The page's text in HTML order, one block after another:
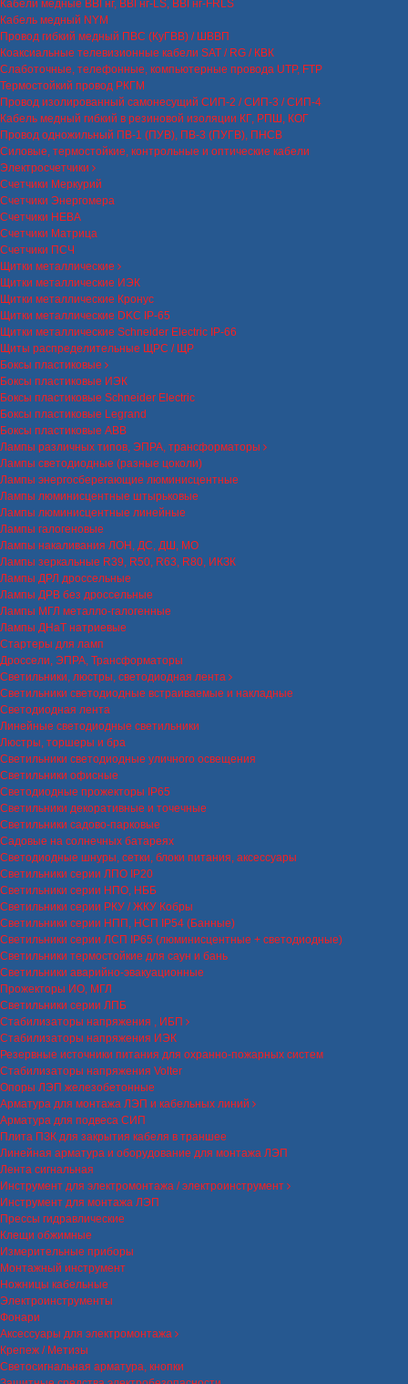
Кабели медные ВВГнг, ВВГнг-LS, ВВГнг-FRLS
Кабель медный NYM
Провод гибкий медный ПВС (КуГВВ) / ШВВП
Коаксиальные телевизионные кабели SAT / RG / КВК
Слаботочные, телефонные, компьютерные провода UTP, FTP
Термостойкий провод РКГМ
Провод изолированный самонесущий СИП-2 / СИП-3 / СИП-4
Кабель медный гибкий в резиновой изоляции КГ, РПШ, КОГ
Провод одножильный ПВ-1 (ПУВ), ПВ-3 (ПУГВ), ПНСВ
Силовые, термостойкие, контрольные и оптические кабели
Электросчетчики
Счетчики Меркурий
Счетчики Энергомера
Счетчики НЕВА
Счетчики Матрица
Счетчики ПСЧ
Щитки металлические
Щитки металлические ИЭК
Щитки металлические Кронус
Щитки металлические DKC IP-65
Щитки металлические Schneider Electric IP-66
Щиты распределительные ЩРС / ЩР
Боксы пластиковые
Боксы пластиковые ИЭК
Боксы пластиковые Schneider Electric
Боксы пластиковые Legrand
Боксы пластиковые ABB
Лампы различных типов, ЭПРА, трансформаторы
Лампы светодиодные (разные цоколи)
Лампы энергосберегающие люминисцентные
Лампы люминисцентные штырьковые
Лампы люминисцентные линейные
Лампы галогеновые
Лампы накаливания ЛОН, ДС, ДШ, МО
Лампы зеркальные R39, R50, R63, R80, ИКЗК
Лампы ДРЛ дроссельные
Лампы ДРВ без дроссельные
Лампы МГЛ металло-галогенные
Лампы ДНаТ натриевые
Стартеры для ламп
Дроссели, ЭПРА, Трансформаторы
Светильники, люстры, светодиодная лента
Светильники светодиодные встраиваемые и накладные
Светодиодная лента
Линейные светодиодные светильники
Люстры, торшеры и бра
Светильники светодиодные уличного освещения
Светильники офисные
Светодиодные прожекторы IP65
Светильники декоративные и точечные
Светильники садово-парковые
Садовые на солнечных батареях
Светодиодные шнуры, сетки, блоки питания, аксессуары
Светильники серии ЛПО IP20
Светильники серии НПО, НББ
Светильники серии РКУ / ЖКУ Кобры
Светильники серии НПП, НСП IP54 (Банные)
Светильники серии ЛСП IP65 (люминисцентные + светодиодные)
Светильники термостойкие для саун и бань
Светильники аварийно-эвакуационные
Прожекторы ИО, МГЛ
Светильники серии ЛПБ
Стабилизаторы напряжения , ИБП
Стабилизаторы напряжения ИЭК
Резервные источники питания для охранно-пожарных систем
Стабилизаторы напряжения Volter
Опоры ЛЭП железобетонные
Арматура для монтажа ЛЭП и кабельных линий
Арматура для подвеса СИП
Плита ПЗК для закрытия кабеля в траншее
Линейная арматура и оборудование для монтажа ЛЭП
Лента сигнальная
Инструмент для электромонтажа / электроинструмент
Инструмент для монтажа ЛЭП
Прессы гидравлические
Клещи обжимные
Измерительные приборы
Монтажный инструмент
Ножницы кабельные
Электроинструменты
Фонари
Аксессуары для электромонтажа
Крепеж / Метизы
Светосигнальная арматура, кнопки